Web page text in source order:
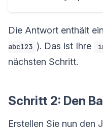
Die Antwort enthält
abc123 ). Das ist Ihre
nächsten Schritt.
Schritt 2: Den
Erstellen Sie nun den